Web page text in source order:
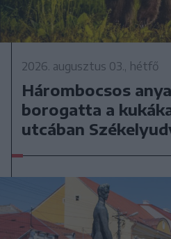
2026. augusztus 03., hétfő
Hárombocsos
borogatta a
utcában